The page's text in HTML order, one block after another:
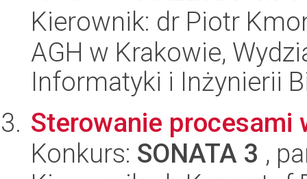
Kierownik: dr Piotr
AGH w Krakowie,
Informatyki i Inżynierii
Sterowanie
Konkurs: SONATA 3 ,